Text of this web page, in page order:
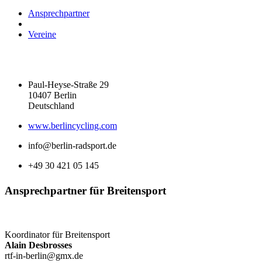
Ansprechpartner
Vereine
Paul-Heyse-Straße 29
10407 Berlin
Deutschland
www.berlincycling.com
info@berlin-radsport.de
+49 30 421 05 145
Ansprechpartner für Breitensport
Koordinator für Breitensport
Alain Desbrosses
rtf-in-berlin@gmx.de